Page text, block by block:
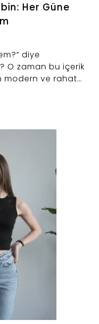
Her Güne
diye
O zaman bu içerik
modern ve rahat